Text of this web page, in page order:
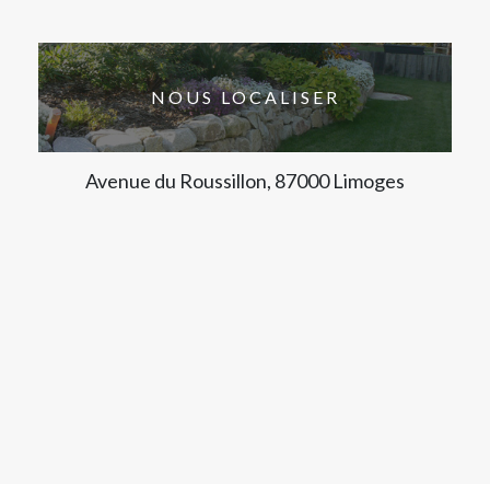
NOUS LOCALISER
Avenue du Roussillon, 87000 Limoges